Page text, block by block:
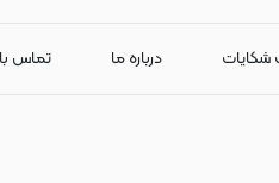
شکایات درباره ما تماس